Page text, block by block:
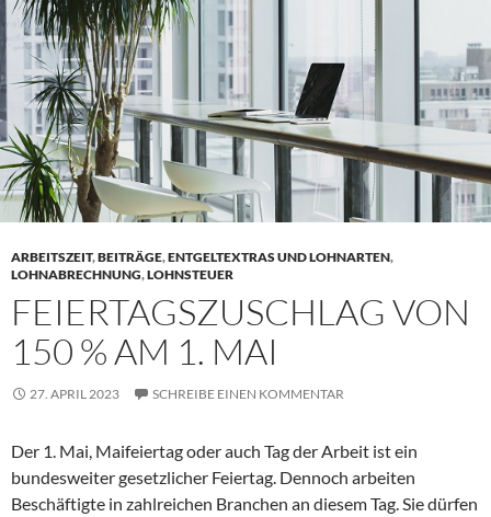
ARBEITSZEIT,BEITRÄGE,ENTGELTEXTRAS UND LOHNARTEN,
LOHNABRECHNUNG,LOHNSTEUER
FEIERTAGSZUSCHLAG VON
150 % AM 1. MAI
27. APRIL 2023 SCHREIBE EINEN KOMMENTAR
Der 1. Mai, Maifeiertag oder auch Tag der Arbeit ist ein
bundesweiter gesetzlicher Feiertag. Dennoch arbeiten
Beschäftigte in zahlreichen Branchen an diesem Tag. Sie dürfen